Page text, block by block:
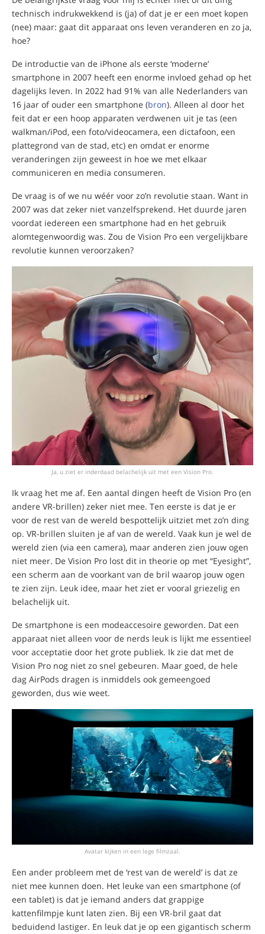
technisch indrukwekkend is (ja) of dat je er een moet kopen
(nee) maar: gaat dit apparaat ons leven veranderen en zo ja,
hoe?
De introductie van de iPhone als eerste ‘moderne’
smartphone in 2007 heeft een enorme invloed gehad op het
dagelijks leven. In 2022 had 91% van alle Nederlanders van
16 jaar of ouder een smartphone (bron). Alleen al door het
feit dat er een hoop apparaten verdwenen uit je tas (een
walkman/iPod, een foto/videocamera, een dictafoon, een
plattegrond van de stad, etc) en omdat er enorme
veranderingen zijn geweest in hoe we met elkaar
communiceren en media consumeren.
De vraag is of we nu wéér voor zo’n revolutie staan. Want in
2007 was dat zeker niet vanzelfsprekend. Het duurde jaren
voordat iedereen een smartphone had en het gebruik
alomtegenwoordig was. Zou de Vision Pro een vergelijkbare
revolutie kunnen veroorzaken?
Ja, u ziet er inderdaad belachelijk uit met een Vision Pro.
Ik vraag het me af. Een aantal dingen heeft de Vision Pro (en
andere VR-brillen) zeker niet mee. Ten eerste is dat je er
voor de rest van de wereld bespottelijk uitziet met zo’n ding
op. VR-brillen sluiten je af van de wereld. Vaak kun je wel de
wereld zien (via een camera), maar anderen zien jouw ogen
niet meer. De Vision Pro lost dit in theorie op met “Eyesight”,
een scherm aan de voorkant van de bril waarop jouw ogen
te zien zijn. Leuk idee, maar het ziet er vooral griezelig en
belachelijk uit.
De smartphone is een modeaccesoire geworden. Dat een
apparaat niet alleen voor de nerds leuk is lijkt me essentieel
voor acceptatie door het grote publiek. Ik zie dat met de
Vision Pro nog niet zo snel gebeuren. Maar goed, de hele
dag AirPods dragen is inmiddels ook gemeengoed
geworden, dus wie weet.
Avatar kijken in een lege filmzaal.
Een ander probleem met de ‘rest van de wereld’ is dat ze
niet mee kunnen doen. Het leuke van een smartphone (of
een tablet) is dat je iemand anders dat grappige
kattenfilmpje kunt laten zien. Bij een VR-bril gaat dat
beduidend lastiger. En leuk dat je op een gigantisch scherm